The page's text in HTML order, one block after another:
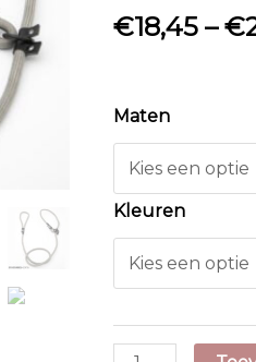
€18,45 –€
Maten
Kleuren